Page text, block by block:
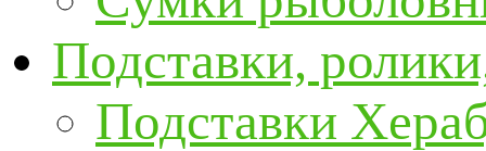
Подставки,
Подставки